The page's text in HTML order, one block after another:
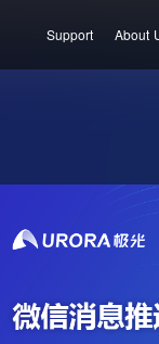
Support About